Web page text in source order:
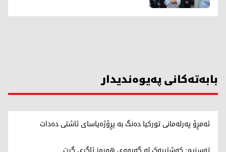
بابەتەکانی پەیوەندیدار
ئەمڕۆ پەرلەمانی تورکیا دەنگ بە پڕۆژەیاسای ئاشتی دەدات